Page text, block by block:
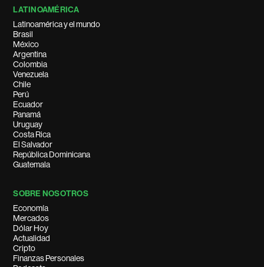
LATINOAMÉRICA
Latinoamérica y el mundo
Brasil
México
Argentina
Colombia
Venezuela
Chile
Perú
Ecuador
Panamá
Uruguay
Costa Rica
El Salvador
República Dominicana
Guatemala
SOBRE NOSOTROS
Economía
Mercados
Dólar Hoy
Actualidad
Cripto
Finanzas Personales